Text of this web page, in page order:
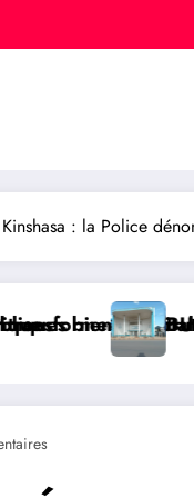
: la Police
en
: